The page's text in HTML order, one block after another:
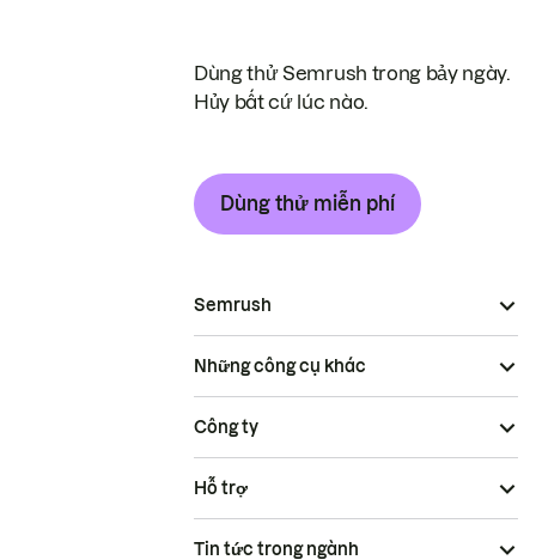
Dùng thử Semrush trong bảy ngày.
Hủy bất cứ lúc nào.
Dùng thử miễn phí
Semrush
Những công cụ khác
Công ty
Hỗ trợ
Tin tức trong ngành